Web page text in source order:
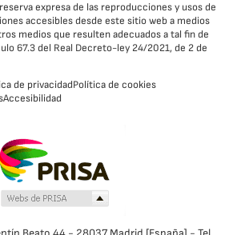
expresa de las reproducciones y usos de
accesibles desde este sitio web a medios
medios que resulten adecuados a tal fin de
67.3 del Real Decreto-ley 24/2021, de 2 de
de privacidadPolítica de cookies
Accesibilidad